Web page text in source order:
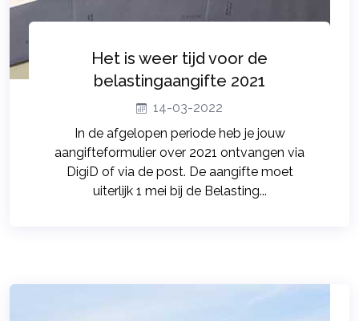
Het is weer tijd voor de
belastingaangifte 2021
14-03-2022
In de afgelopen periode heb je jouw
aangifteformulier over 2021 ontvangen via
DigiD of via de post. De aangifte moet
uiterlijk 1 mei bij de Belasting...